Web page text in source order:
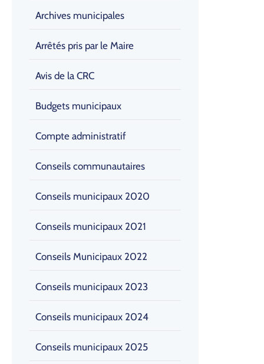
Archives municipales
Arrêtés pris par le Maire
Avis de la CRC
Budgets municipaux
Compte administratif
Conseils communautaires
Conseils municipaux 2020
Conseils municipaux 2021
Conseils Municipaux 2022
Conseils municipaux 2023
Conseils municipaux 2024
Conseils municipaux 2025